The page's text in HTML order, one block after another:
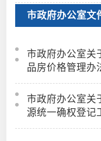
市政府办公室文
市政府办公室关
品房价格管理办
市政府办公室关
源统一确权登记